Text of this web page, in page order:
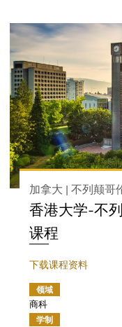
加拿大 | 不列颠哥
香港大学-不
课程
下载课程资料
领域
商科
学制